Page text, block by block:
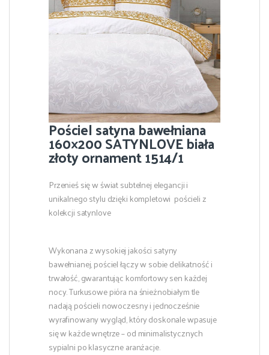
Pościel satyna bawełniana
160×200 SATYNLOVE biała
złoty ornament 1514/1
Przenieś się w świat subtelnej elegancji i
unikalnego stylu dzięki kompletowi pościeli z
kolekcji satynlove
Wykonana z wysokiej jakości satyny
bawełnianej, pościel łączy w sobie delikatność i
trwałość, gwarantując komfortowy sen każdej
nocy. Turkusowe pióra na śnieżnobiałym tle
nadają pościeli nowoczesny i jednocześnie
wyrafinowany wygląd, który doskonale wpasuje
się w każde wnętrze – od minimalistycznych
sypialni po klasyczne aranżacje.